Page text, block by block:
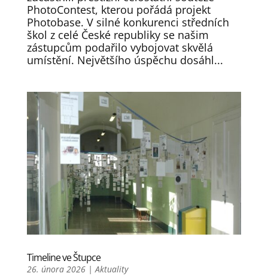
PhotoContest, kterou pořádá projekt
Photobase. V silné konkurenci středních
škol z celé České republiky se našim
zástupcům podařilo vybojovat skvělá
umístění. Největšího úspěchu dosáhl...
Timeline ve Štupce
26. února 2026|Aktuality